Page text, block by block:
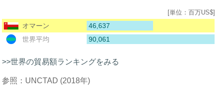
[単位：百万US$]
オマーン
46,637
世界平均
90,061
>>世界の貿易額ランキングをみる
参照：UNCTAD (2018年)